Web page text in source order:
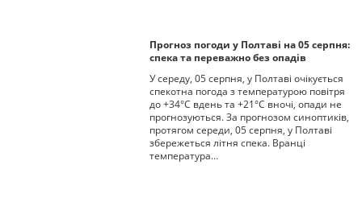
Прогноз погоди у Полтаві на 05 серпня:
спека та переважно без опадів
У середу, 05 серпня, у Полтаві очікується
спекотна погода з температурою повітря
до +34°С вдень та +21°С вночі, опади не
прогнозуються. За прогнозом синоптиків,
протягом середи, 05 серпня, у Полтаві
збережеться літня спека. Вранці
температура…